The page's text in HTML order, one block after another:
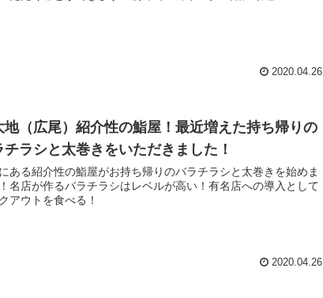
2020.04.26
地（広尾）紹介性の鮨屋！最近増えた持ち帰りの
チラシと太巻きをいただきました！
ある紹介性の鮨屋がお持ち帰りのバラチラシと太巻きを始めま
名店が作るバラチラシはレベルが高い！有名店への導入として
アウトを食べる！
2020.04.26